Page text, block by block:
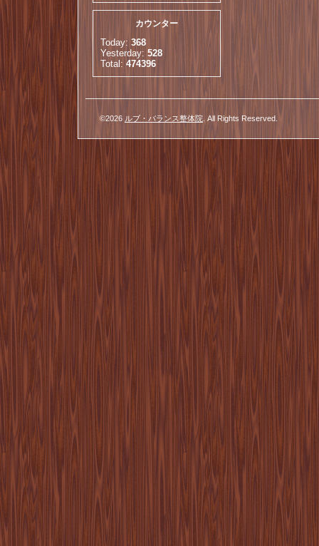
カウンター
Today: 368
Yesterday: 528
Total: 474396
©2026 ルブ・バランス整体院 . All Rights Reserved.